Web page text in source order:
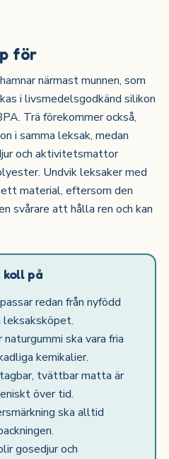
för
närmast munnen, som
i livsmedelsgodkänd silikon
Trä förekommer också,
i samma leksak, medan
och aktivitetsmattor
Undvik leksaker med
material, eftersom den
svårare att hålla ren och kan
på
redan från nyfödd
ska vara fria
kemikalier.
tvättbar matta är
över tid.
ska alltid
gosedjur och